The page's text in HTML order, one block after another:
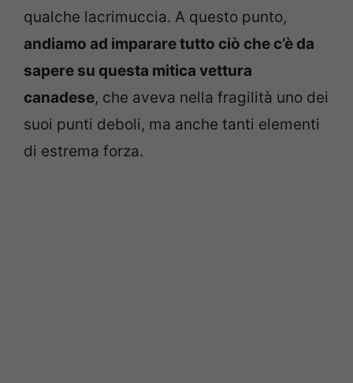
qualche lacrimuccia. A questo punto,
andiamo ad imparare tutto ciò che c’è da
sapere su questa mitica vettura
canadese, che aveva nella fragilità uno dei
suoi punti deboli, ma anche tanti elementi
di estrema forza.